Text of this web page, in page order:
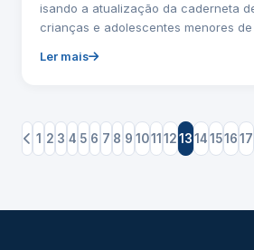
isando a atualização da caderneta
crianças e adolescentes menores de
Ler mais
1 2 3 4 5 6 7 8 9 1011121314151617